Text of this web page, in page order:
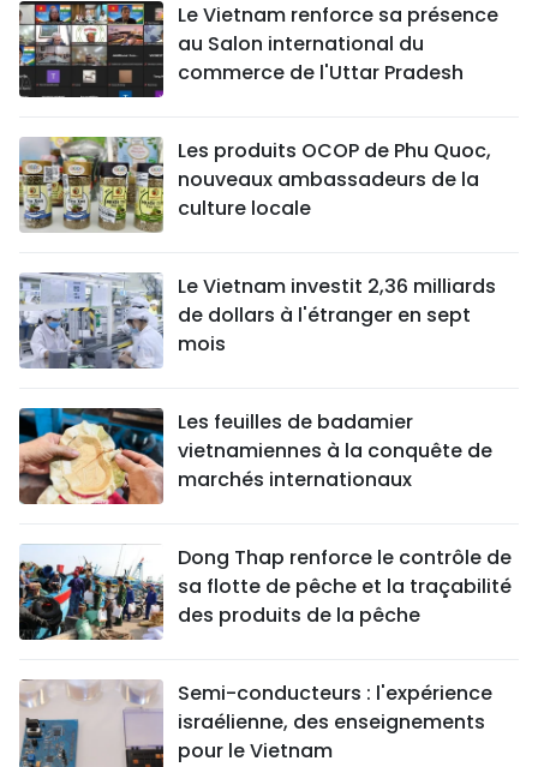
Le Vietnam renforce sa présence
au Salon international du
commerce de l'Uttar Pradesh
Les produits OCOP de Phu Quoc,
nouveaux ambassadeurs de la
culture locale
Le Vietnam investit 2,36 milliards
de dollars à l'étranger en sept
mois
Les feuilles de badamier
vietnamiennes à la conquête de
marchés internationaux
Dong Thap renforce le contrôle de
sa flotte de pêche et la traçabilité
des produits de la pêche
Semi-conducteurs : l'expérience
israélienne, des enseignements
pour le Vietnam